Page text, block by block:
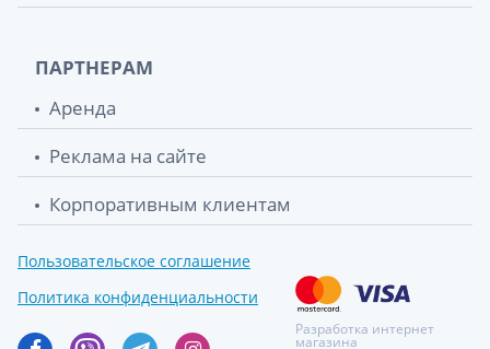
ПАРТНЕРАМ
Аренда
Реклама на сайте
Корпоративным клиентам
Пользовательское соглашение
Политика конфиденциальности
Разработка интернет
магазина